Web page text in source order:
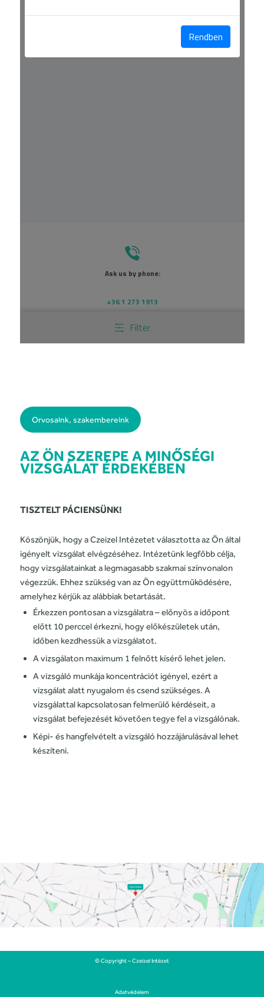
Orvosaink, szakembereink
AZ ÖN SZEREPE A MINŐSÉGI
VIZSGÁLAT ÉRDEKÉBEN
TISZTELT PÁCIENSÜNK!
Köszönjük, hogy a Czeizel Intézetet választotta az Ön által
igényelt vizsgálat elvégzéséhez. Intézetünk legfőbb célja,
hogy vizsgálatainkat a legmagasabb szakmai színvonalon
végezzük. Ehhez szükség van az Ön együttműködésére,
amelyhez kérjük az alábbiak betartását.
Érkezzen pontosan a vizsgálatra – előnyös a időpont
előtt 10 perccel érkezni, hogy előkészületek után,
időben kezdhessük a vizsgálatot.
A vizsgálaton maximum 1 felnőtt kísérő lehet jelen.
A vizsgáló munkája koncentrációt igényel, ezért a
vizsgálat alatt nyugalom és csend szükséges. A
vizsgálattal kapcsolatosan felmerülő kérdéseit, a
vizsgálat befejezését követően tegye fel a vizsgálónak.
Képi- és hangfelvételt a vizsgáló hozzájárulásával lehet
készíteni.
© Copyright – Czeizel Intézet
Adatvédelem